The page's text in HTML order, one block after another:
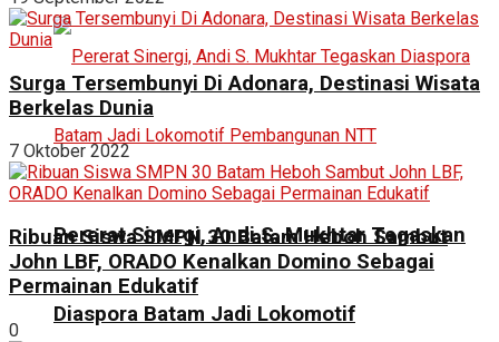
Pererat Sinergi, Andi S. Mukhtar Tegaskan
Diaspora Batam Jadi Lokomotif
Surga Tersembunyi Di Adonara, Destinasi Wisata
Berkelas Dunia
7 Oktober 2022
Ribuan Siswa SMPN 30 Batam Heboh Sambut
John LBF, ORADO Kenalkan Domino Sebagai
Permainan Edukatif
0